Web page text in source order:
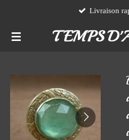
contenu
TEMPS